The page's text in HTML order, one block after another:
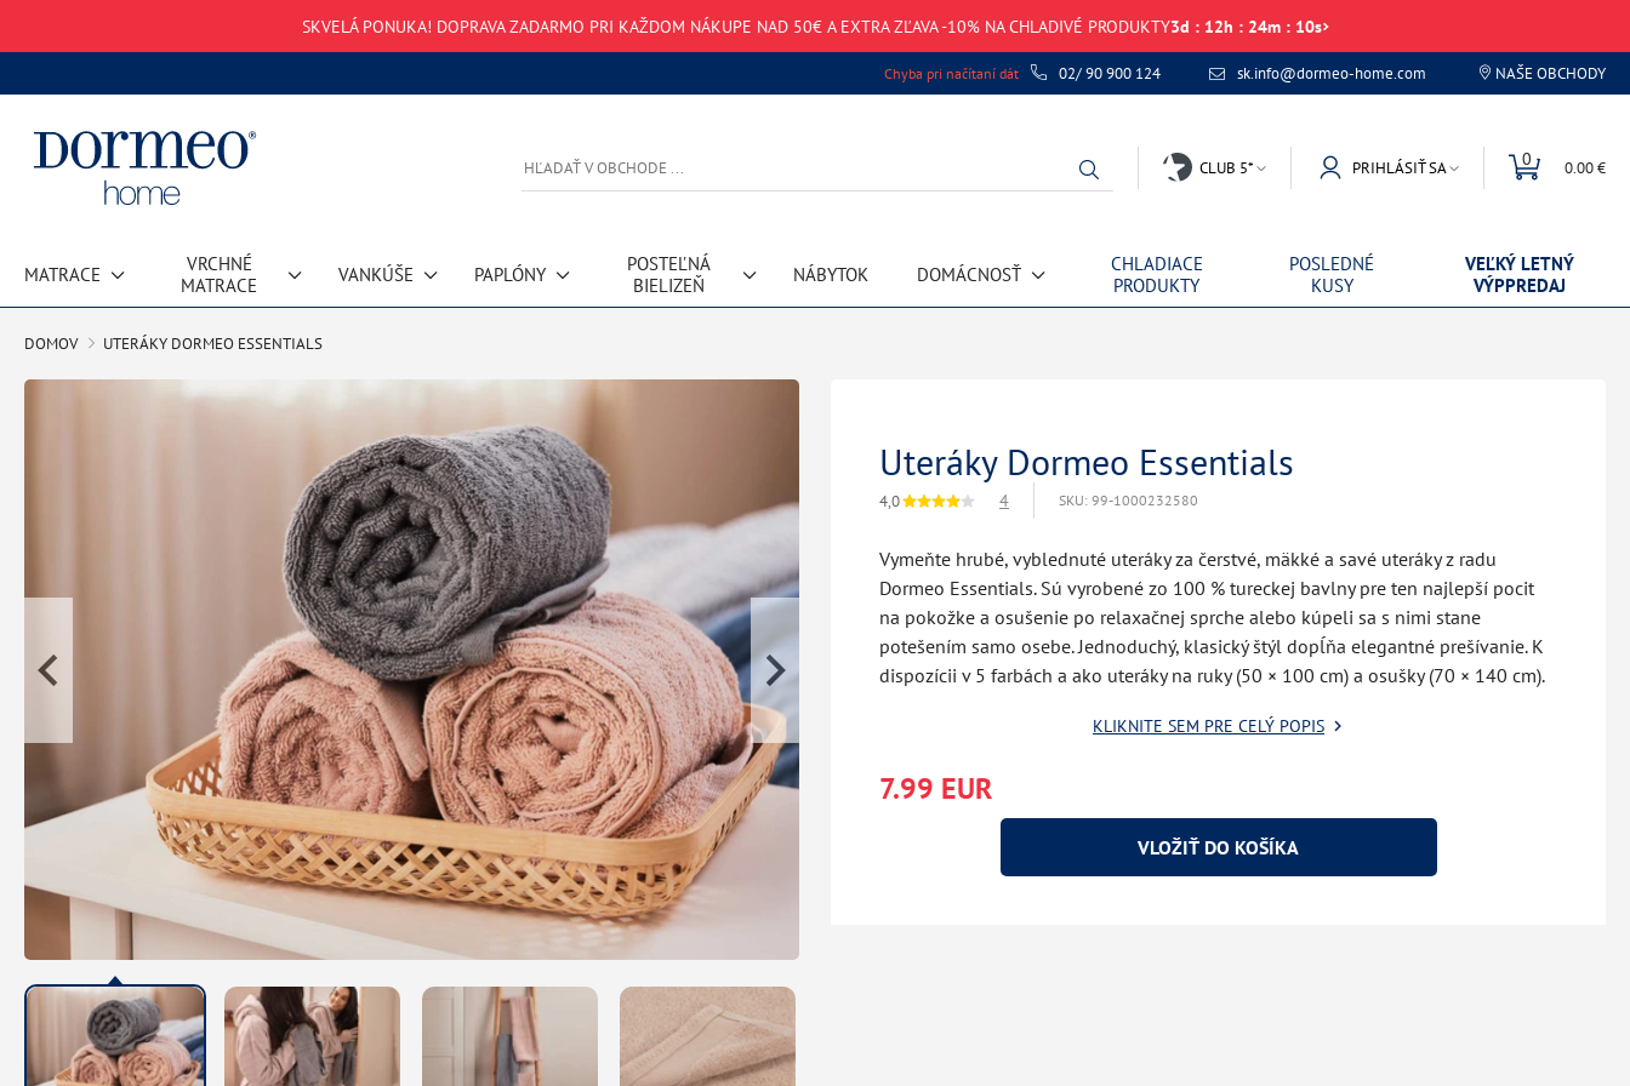
SKVELÁ PONUKA! DOPRAVA ZADARMO PRI KAŽDOM NÁKUPE NAD 50€ A EXTRA ZĽAVA -10% NA CHLADIVÉ PRODUKTY3d : 12h : 24m : 10s
Chyba pri načítaní dát 02/ 90 900 124 sk.info@dormeo-home.com NAŠE OBCHODY
CLUB 5* PRIHLÁSIŤ SA 0 0.00 €
MATRACE
VRCHNÉ
MATRACE
VANKÚŠE PAPLÓNY
POSTEĽNÁ
BIELIZEŇ
NÁBYTOK DOMÁCNOSŤ
CHLADIACE
PRODUKTY
POSLEDNÉ
KUSY
VEĽKÝ LETNÝ
VÝPPREDAJ
DOMOV UTERÁKY DORMEO ESSENTIALS
Uteráky Dormeo Essentials
4,0 4 SKU: 99-1000232580
Vymeňte hrubé, vyblednuté uteráky za čerstvé, mäkké a savé uteráky z radu
Dormeo Essentials. Sú vyrobené zo 100 % tureckej bavlny pre ten najlepší pocit
na pokožke a osušenie po relaxačnej sprche alebo kúpeli sa s nimi stane
potešením samo osebe. Jednoduchý, klasický štýl dopĺňa elegantné prešívanie. K
dispozícii v 5 farbách a ako uteráky na ruky (50 × 100 cm) a osušky (70 × 140 cm).
KLIKNITE SEM PRE CELÝ POPIS
7.99 EUR
VLOŽIŤ DO KOŠÍKA